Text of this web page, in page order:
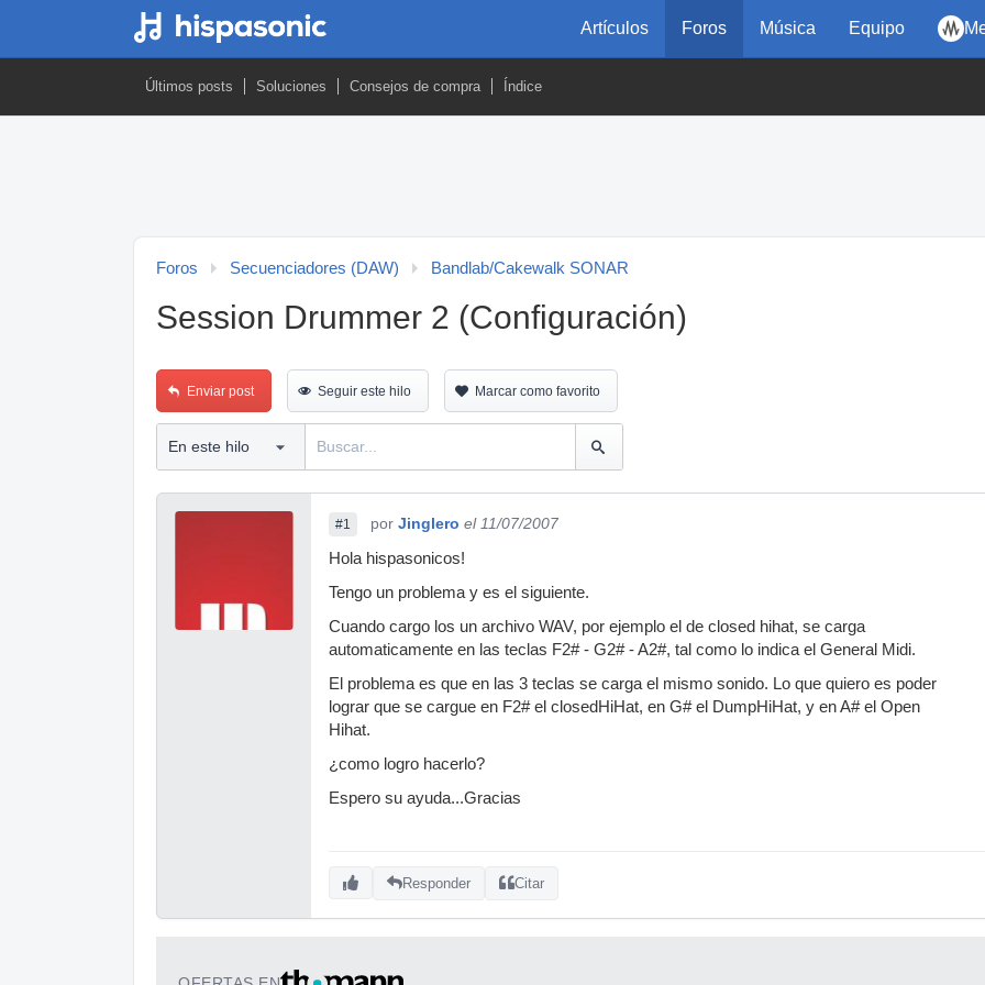
Artículos Foros Música Equipo
Últimos posts Soluciones Consejos de compra Índice
Foros Secuenciadores (DAW) Bandlab/Cakewalk SONAR
Session Drummer 2 (Configuración)
Enviar post Seguir este hilo Marcar como favorito
#1 por Jinglero el 11/07/2007
Hola hispasonicos!
Tengo un problema y es el siguiente.
Cuando cargo los un archivo WAV, por ejemplo el de closed hihat, se carga
automaticamente en las teclas F2# - G2# - A2#, tal como lo indica el General Midi.
El problema es que en las 3 teclas se carga el mismo sonido. Lo que quiero es poder
lograr que se cargue en F2# el closedHiHat, en G# el DumpHiHat, y en A# el Open
Hihat.
¿como logro hacerlo?
Espero su ayuda...Gracias
Responder Citar